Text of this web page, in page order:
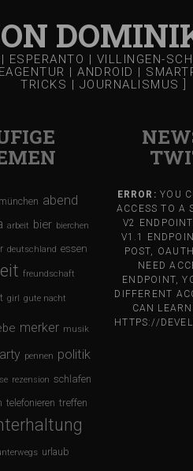
| VILLINGEN-
| ANDROID |
TRICKS | JOURNALISMUS ]
münchen abend
arbeit bier bierchen
deutschland essen
freundschaft
girl gute nacht
merker musik
pennen politik
rezension schlafen
telefonieren treffen
urlaub
ERROR: YOU
ACCESS TO A
V2
V1.1
POST,
NEED
ENDPOINT,
DIFFERENT
CAN
HTTPS://